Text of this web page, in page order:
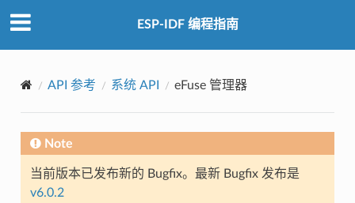
ESP-IDF 编程指南
API 参考 系统 API eFuse 管理器
Note
当前版本已发布新的 Bugfix。最新 Bugfix 发布是
v6.0.2